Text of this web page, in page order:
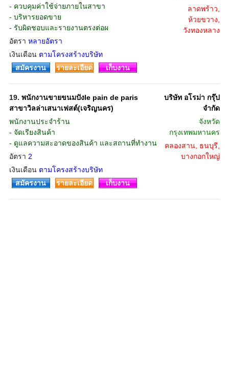
- ควบคุมค่าใช้จ่ายภายในสาขา
- บริหารยอดขาย
- รับผิดชอบและรายงานตรงต่อผ
อัตรา หลายอัตรา
เงินเดือน ตามโครงสร้างบริษัท
ลาดพร้าว,
ห้วยขวาง,
วังทองหลาง
สมัครงาน รายละเอียด เก็บงาน
19. พนักงานขายขนมปังle pain de paris
สาขาวิลล่าเสนาเฟสต์(เจริญนคร)
พนักงานประจำร้าน
- จัดเรียงสินค้า
- ดูแลความสะอาดของสินค้า และสถานที่ทำงาน
อัตรา 2
เงินเดือน ตามโครงสร้างบริษัท
บริษัท อโรม่า กรุ๊ป
จํากัด
จังหวัด
กรุงเทพมหานคร
คลองสาน, ธนบุรี,
บางกอกใหญ่
สมัครงาน รายละเอียด เก็บงาน